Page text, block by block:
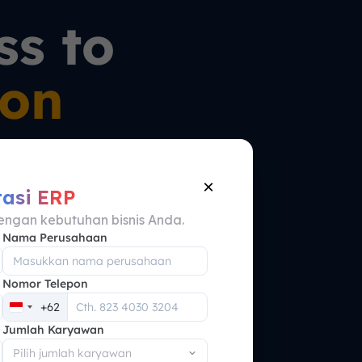
to
×
ERP
kebutuhan bisnis Anda.
Nama Perusahaan
Nomor Telepon
Indonesia
+62
+62
Jumlah Karyawan